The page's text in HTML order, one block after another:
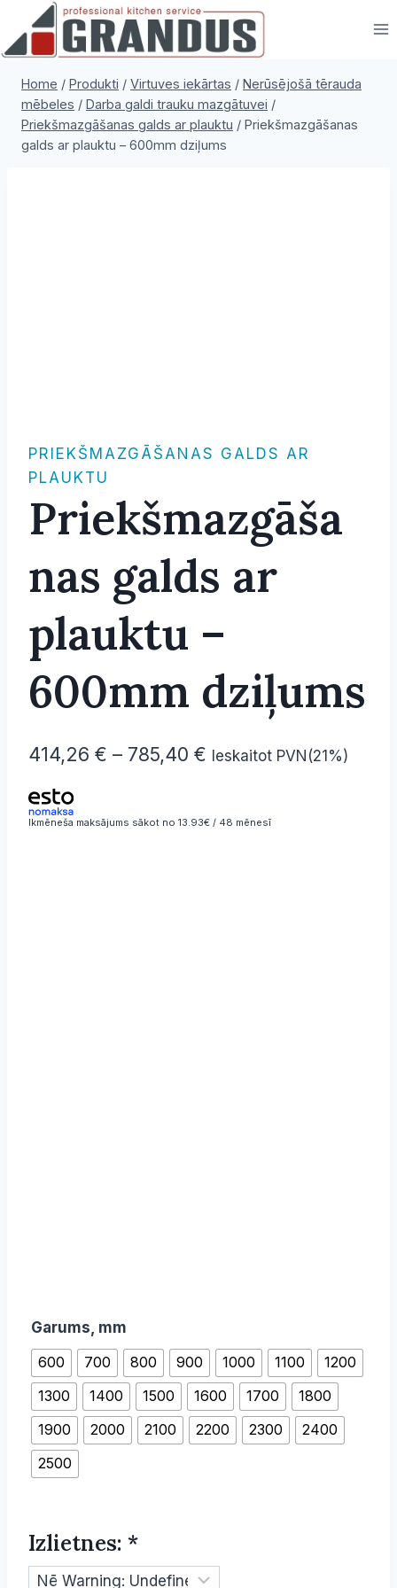
content
Home / Produkti / Virtuves iekārtas / Nerūsējošā tērauda
mēbeles / Darba galdi trauku mazgātuvei /
Priekšmazgāšanas galds ar plauktu / Priekšmazgāšanas
galds ar plauktu – 600mm dziļums
PRIEKŠMAZGĀŠANAS GALDS AR
PLAUKTU
Priekšmazgāša
nas galds ar
plauktu –
600mm dziļums
414,26 € – 785,40 € Price
414,26 €
Ieskaitot PVN(21%)
Ikmēneša maksājums sākot no 13.93€ / 48 mēnesī
Garums, mm
600
700 800 900 1000 1100
1200
1300
1400 1500 1600 1700
1800
1900
2000 2100 2200 2300
2400
2500
Izlietnes: *